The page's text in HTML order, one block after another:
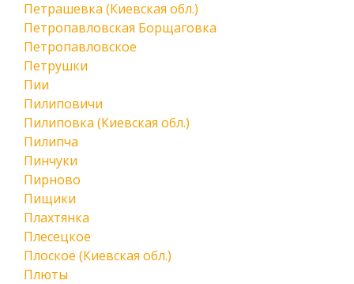
Петрашевка (Киевская обл.)
Петропавловская Борщаговка
Петропавловское
Петрушки
Пии
Пилиповичи
Пилиповка (Киевская обл.)
Пилипча
Пинчуки
Пирново
Пищики
Плахтянка
Плесецкое
Плоское (Киевская обл.)
Плюты